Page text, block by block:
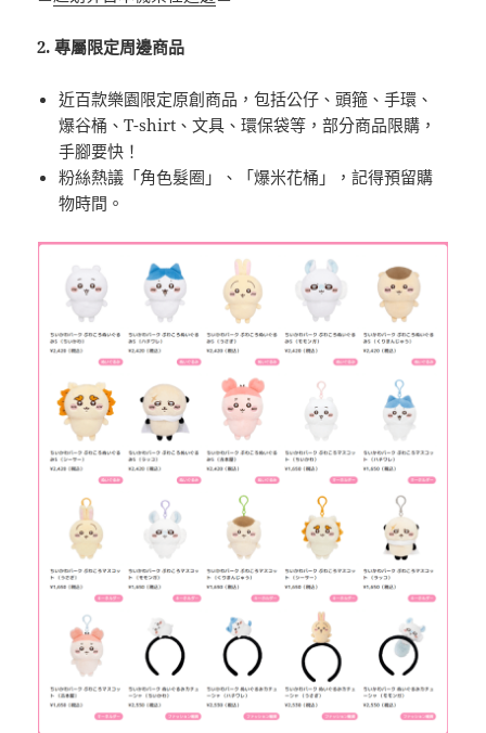
2. 專屬限定周邊商品
近百款樂園限定原創商品，包括公仔、頭箍、手環、
爆谷桶、T-shirt、文具、環保袋等，部分商品限購，
手腳要快！
粉絲熱議「角色髮圈」、「爆米花桶」，記得預留購
物時間。